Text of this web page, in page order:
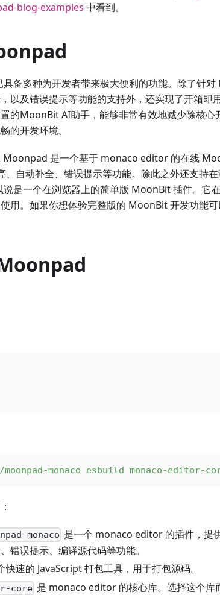
blog-examples 中看到。
备多种为开发者带来极大便利的功能。除了针
以及错误提示等功能的支持外，还实现了开箱即
的MoonBit AI助手，能够非常有效地减少除核心
的开发环境。
Moonpad 是一个基于 monaco editor 的在线
自动补全、错误提示等功能。除此之外还支持
是一个在浏览器上的简单版 MoonBit 插件。它
用。如果你想体验完整版的 MoonBit 开发功能
monaco esbuild monaco-editor-
monaco 是一个 monaco editor 的插件，提
错误提示、编译源代码等功能。
快速的 JavaScript 打包工具，用于打包源码。
core 是 monaco editor 的核心库。选择这个库